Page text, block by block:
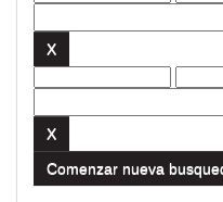
Comenzar nueva